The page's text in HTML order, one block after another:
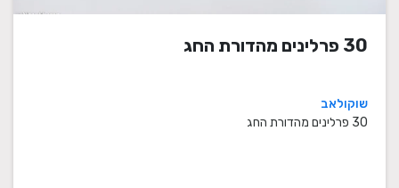
30 פרלינים מהדורת החג
שוקולאב
30 פרלינים מהדורת החג